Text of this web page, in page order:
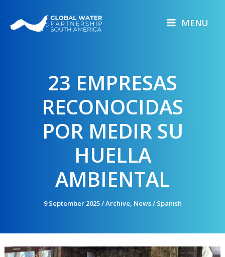
content
MENU
23 EMPRESAS
RECONOCIDAS
POR MEDIR SU
HUELLA
AMBIENTAL
9 September 2025/Archive, News/ Spanish